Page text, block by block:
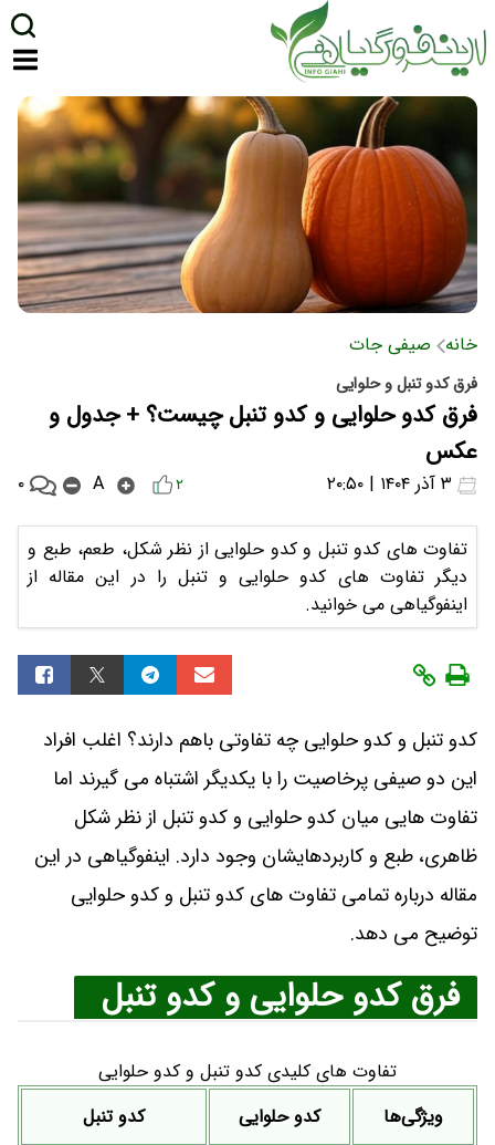
خانه صیفی جات
فرق کدو تنبل و حلوایی
فرق کدو حلوایی و کدو تنبل چیست؟ + جدول و
عکس
۲ A ۰
تفاوت های کدو تنبل و کدو حلوایی از نظر شکل، طعم، طبع و
دیگر تفاوت های کدو حلوایی و تنبل را در این مقاله از
اینفوگیاهی می خوانید.
کدو تنبل و کدو حلوایی چه تفاوتی باهم دارند؟ اغلب افراد
این دو صیفی پرخاصیت را با یکدیگر اشتباه می گیرند اما
تفاوت هایی میان کدو حلوایی و کدو تنبل از نظر شکل
ظاهری، طبع و کاربردهایشان وجود دارد. اینفوگیاهی در این
مقاله درباره تمامی تفاوت های کدو تنبل و کدو حلوایی
توضیح می دهد.
فرق کدو حلوایی و کدو تنبل
تفاوت های کلیدی کدو تنبل و کدو حلوایی
ویژگی‌ها
کدو حلوایی کدو تنبل